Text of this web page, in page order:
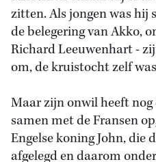
zitten. Als jongen was hij
de belegering van Akko,
Richard Leeuwenhart -
om, de kruistocht zelf
Maar zijn onwil heeft nog
samen met de Fransen
Engelse koning John, die
afgelegd en daarom